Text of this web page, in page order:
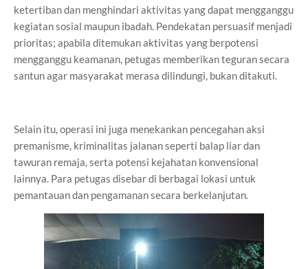
ketertiban dan menghindari aktivitas yang dapat mengganggu
kegiatan sosial maupun ibadah. Pendekatan persuasif menjadi
prioritas; apabila ditemukan aktivitas yang berpotensi
mengganggu keamanan, petugas memberikan teguran secara
santun agar masyarakat merasa dilindungi, bukan ditakuti.
Selain itu, operasi ini juga menekankan pencegahan aksi
premanisme, kriminalitas jalanan seperti balap liar dan
tawuran remaja, serta potensi kejahatan konvensional
lainnya. Para petugas disebar di berbagai lokasi untuk
pemantauan dan pengamanan secara berkelanjutan.